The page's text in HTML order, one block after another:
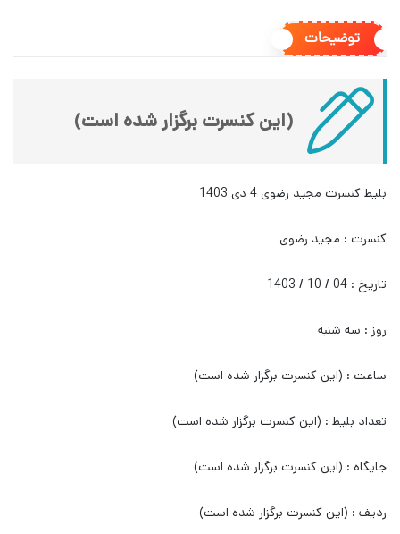
توضیحات
(این کنسرت برگزار شده است)
بلیط کنسرت مجید رضوی 4 دی 1403
کنسرت : مجید رضوی
تاریخ : 04 / 10 / 1403
روز : سه شنبه
ساعت : (این کنسرت برگزار شده است)
تعداد بلیط : (این کنسرت برگزار شده است)
جایگاه : (این کنسرت برگزار شده است)
ردیف : (این کنسرت برگزار شده است)